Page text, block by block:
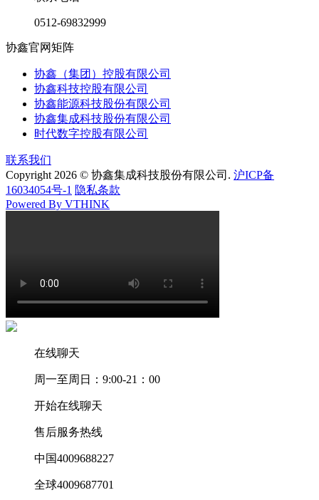
0512-69832999
协鑫官网矩阵
协鑫（集团）控股有限公司
协鑫科技控股有限公司
协鑫能源科技股份有限公司
协鑫集成科技股份有限公司
时代数字控股有限公司
联系我们
Copyright 2026 © 协鑫集成科技股份有限公司. 沪ICP备
16034054号-1 隐私条款
Powered By VTHINK
在线聊天
周一至周日：9:00-21：00
开始在线聊天
售后服务热线
中国4009688227
全球4009687701